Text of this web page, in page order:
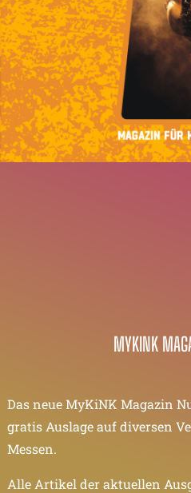
MYKINK
Das neue MyKiNK Magazin
gratis Auslage auf diversen
Messen.
Alle Artikel der aktuellen